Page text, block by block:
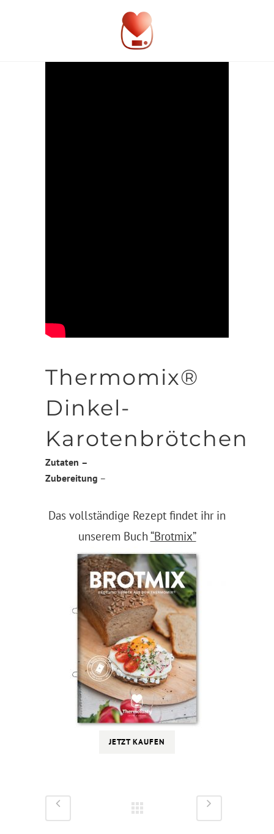
Thermomix®
Dinkel-
Karotenbrötchen
Zutaten –
Zubereitung –
Das vollständige Rezept findet ihr in
unserem Buch “Brotmix”
JETZT KAUFEN